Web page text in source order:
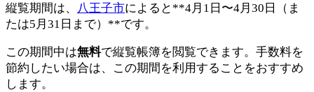
縦覧期間は、 八王子市によると**4月1日〜4月30日（ま
たは5月31日まで）**です。
この期間中は無料で縦覧帳簿を閲覧できます。手数料を
節約したい場合は、この期間を利用することをおすすめ
します。